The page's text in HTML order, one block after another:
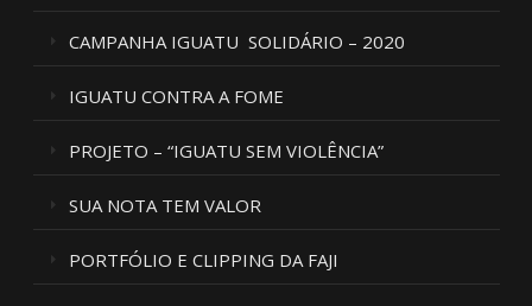
CAMPANHA IGUATU SOLIDÁRIO – 2020
IGUATU CONTRA A FOME
PROJETO – “IGUATU SEM VIOLÊNCIA”
SUA NOTA TEM VALOR
PORTFÓLIO E CLIPPING DA FAJI